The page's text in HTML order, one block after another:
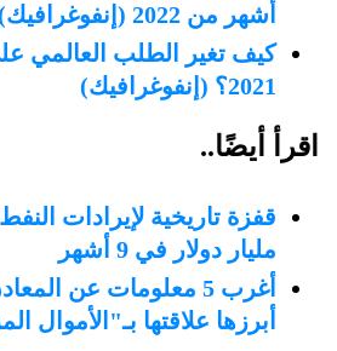
أشهر من 2022 (إنفوغرافيك)
كيف تغير الطلب العالمي
2021؟ (إنفوغرافيك)
اقرأ أيضًا..
مليار دولار في 9 أشهر
أغرب 5 معلومات عن
أبرزها علاقتها بـ"الأموال